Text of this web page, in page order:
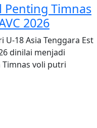
Penting Timnas
2026
18 Asia Tenggara Est
dinilai menjadi
voli putri